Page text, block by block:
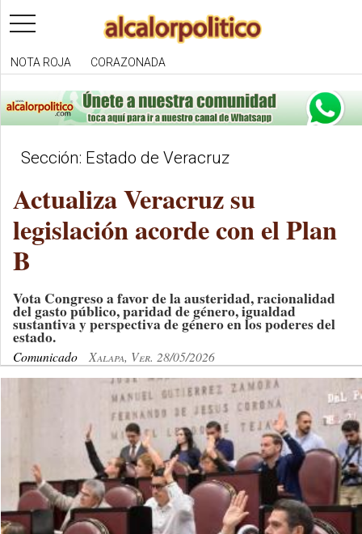
toggle
navigation
NOTA ROJA CORAZONADA
Sección: Estado de Veracruz
Actualiza Veracruz su
legislación acorde con el Plan
B
Vota Congreso a favor de la austeridad, racionalidad
del gasto público, paridad de género, igualdad
sustantiva y perspectiva de género en los poderes del
estado.
Comunicado Xalapa, Ver. 28/05/2026